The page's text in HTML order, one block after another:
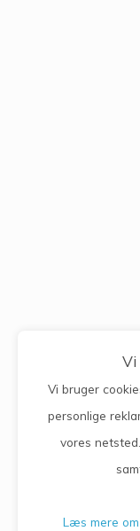
Vi bruger
personlige
vores
Læs mere